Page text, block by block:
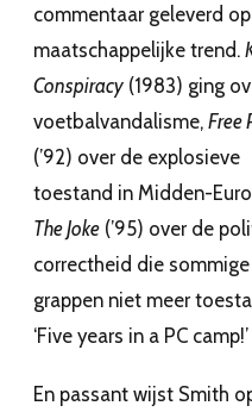
commentaar geleverd
maatschappelijke trend.
Conspiracy (1983) ging
voetbalvandalisme, Free
(’92) over de explosieve
toestand in Midden-
The Joke (’95) over de
correctheid die sommige
grappen niet meer
‘Five years in a PC camp!’
En passant wijst Smith